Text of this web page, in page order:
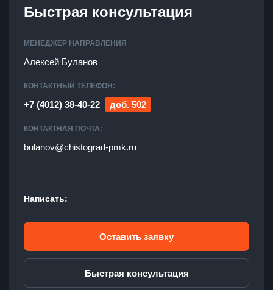
Быстрая консультация
МЕНЕДЖЕР НАПРАВЛЕНИЯ
Алексей Буланов
КОНТАКТНЫЙ ТЕЛЕФОН:
+7 (4012) 38-40-22 доб. 502
КОНТАКТНАЯ ПОЧТА:
bulanov@chistograd-pmk.ru
Написать:
Оставить заявку
Быстрая консультация